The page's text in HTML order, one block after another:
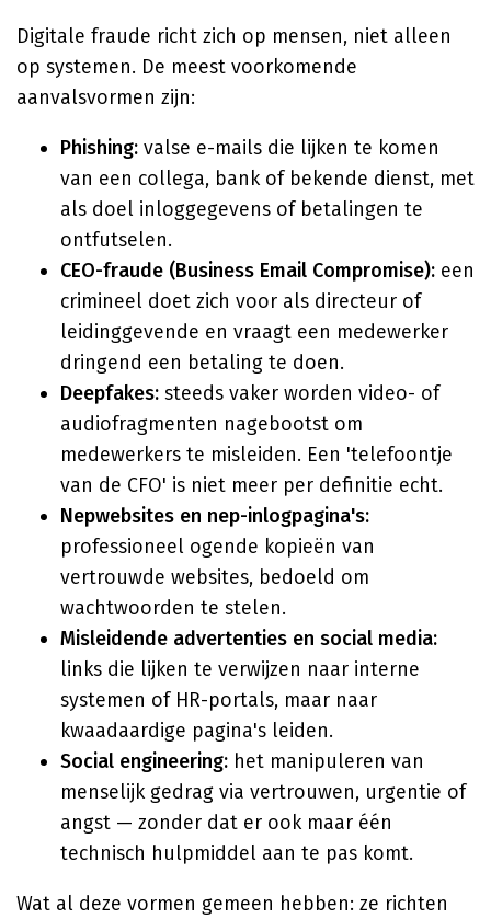
Digitale fraude richt zich op mensen, niet alleen
op systemen. De meest voorkomende
aanvalsvormen zijn:
Phishing: valse e-mails die lijken te komen
van een collega, bank of bekende dienst, met
als doel inloggegevens of betalingen te
ontfutselen.
CEO-fraude (Business Email Compromise): een
crimineel doet zich voor als directeur of
leidinggevende en vraagt een medewerker
dringend een betaling te doen.
Deepfakes: steeds vaker worden video- of
audiofragmenten nagebootst om
medewerkers te misleiden. Een 'telefoontje
van de CFO' is niet meer per definitie echt.
Nepwebsites en nep-inlogpagina's:
professioneel ogende kopieën van
vertrouwde websites, bedoeld om
wachtwoorden te stelen.
Misleidende advertenties en social media:
links die lijken te verwijzen naar interne
systemen of HR-portals, maar naar
kwaadaardige pagina's leiden.
Social engineering: het manipuleren van
menselijk gedrag via vertrouwen, urgentie of
angst — zonder dat er ook maar één
technisch hulpmiddel aan te pas komt.
Wat al deze vormen gemeen hebben: ze richten